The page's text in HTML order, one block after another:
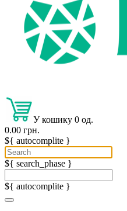
У кошику 0 од.
0.00 грн.
${ autocomplite }
${ search_phase }
${ autocomplite }